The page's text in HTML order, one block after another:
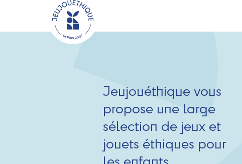
Jeujouéthique vous
propose une large
sélection de jeux et
jouets éthiques pour